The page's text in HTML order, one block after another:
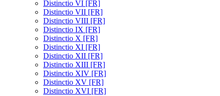
Distinctio VI [FR]
Distinctio VII [FR]
Distinctio VIII [FR]
Distinctio IX [FR]
Distinctio X [FR]
Distinctio XI [FR]
Distinctio XII [FR]
Distinctio XIII [FR]
Distinctio XIV [FR]
Distinctio XV [FR]
Distinctio XVI [FR]